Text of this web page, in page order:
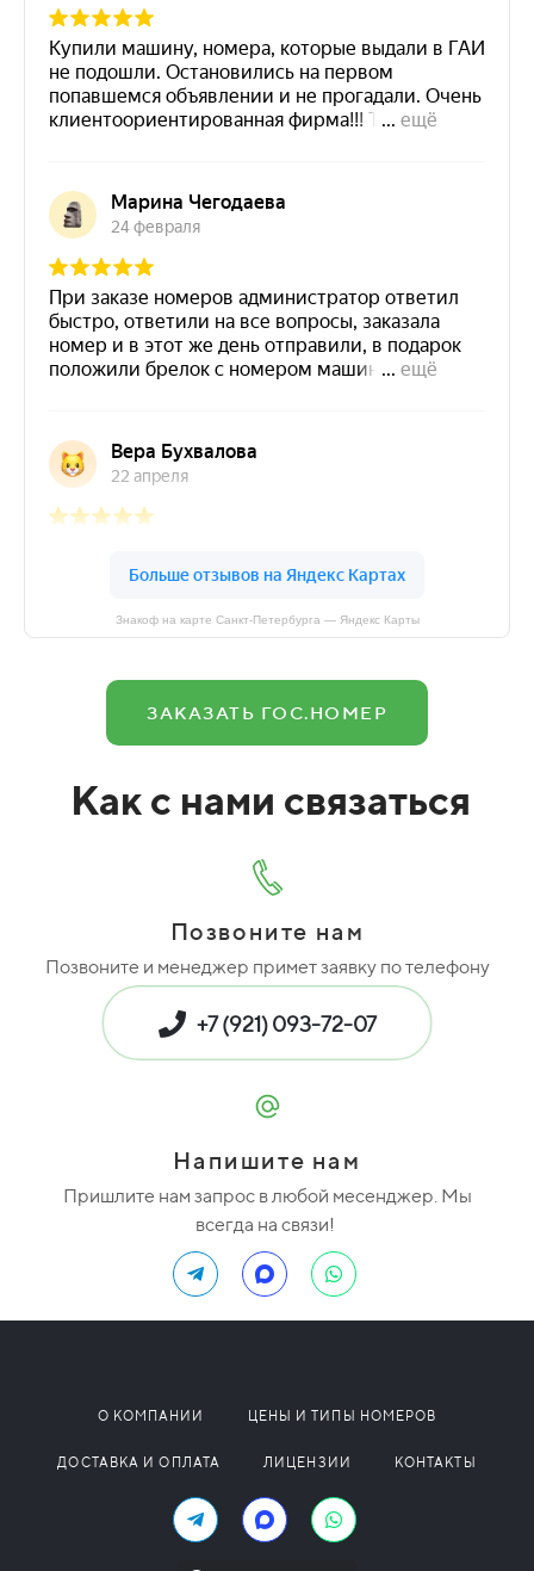
Знакоф на карте Санкт‑Петербурга — Яндекс Карты
ЗАКАЗАТЬ ГОС.НОМЕР
Как с нами связаться
Позвоните нам
Позвоните и менеджер примет заявку по телефону
+7 (921) 093-72-07
Напишите нам
Пришлите нам запрос в любой месенджер. Мы
всегда на связи!
О КОМПАНИИ ЦЕНЫ И ТИПЫ НОМЕРОВ
ДОСТАВКА И ОПЛАТА ЛИЦЕНЗИИ КОНТАКТЫ